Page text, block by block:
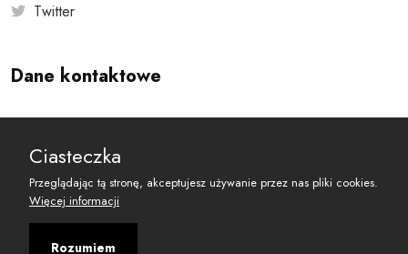
Twitter
Dane kontaktowe
reset@resetobywatelski.pl
Ciasteczka
Przeglądając tą stronę, akceptujesz używanie przez nas pliki cookies.
Więcej informacji
Rozumiem